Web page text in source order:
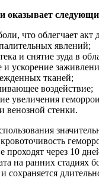
оказывает
что облегчает акт
явлений;
и снятие зуда в
и ускорение
тканей;
воздействие;
увеличения
венозной стенки.
проходят через 10
на ранних стадиях
сохраняется